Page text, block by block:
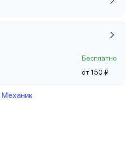
Бесплатно
от 150 ₽
Механик